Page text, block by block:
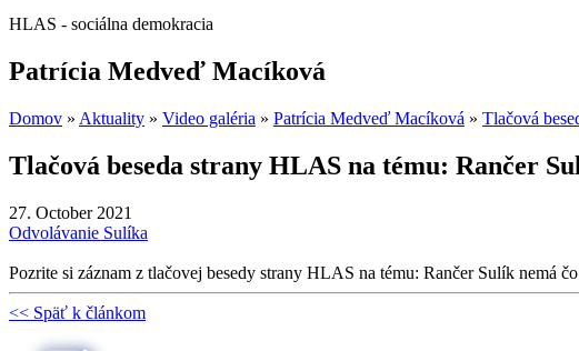
HLAS - sociálna demokracia
Patrícia Medveď Macíková
Domov » Aktuality » Video galéria » Patrícia Medveď Macíková » Tlačová
Tlačová beseda strany HLAS na tému: Rančer
27. October 2021
Odvolávanie Sulíka
Pozrite si záznam z tlačovej besedy strany HLAS na tému: Rančer Sulík nemá
<< Späť k článkom